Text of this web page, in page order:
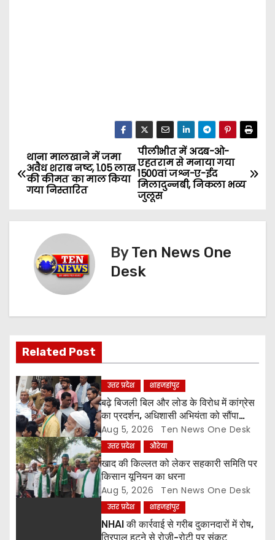
P
o
v
i
g
a
t
i
o
n
पीलीभीत में अदब-ओ-
एहतराम से मनाया गया
1500वां जश्न-ए-ईद
मिलादुन्नबी, निकला भव्य
जुलूस
थाना मालखाने में जमा
अवैध शराब नष्ट, ₹1.05 लाख
की कीमत का माल किया
गया निस्तारित
ByTen News One
Desk
Related Post
उत्तर प्रदेश शाहजहांपुर
बढ़े बिजली बिल और लोड के विरोध में कांग्रेस
का प्रदर्शन, अधिशासी अभियंता को सौंपा
ज्ञापन
Aug 5, 2026 Ten News One Desk
उत्तर प्रदेश औरेया
खाद की किल्लत को लेकर सहकारी समिति पर
किसान यूनियन का धरना
Aug 5, 2026 Ten News One Desk
उत्तर प्रदेश शाहजहांपुर
NHAI की कार्रवाई से गरीब दुकानदारों में रोष,
तिरपाल हटने से रोजी-रोटी पर संकट